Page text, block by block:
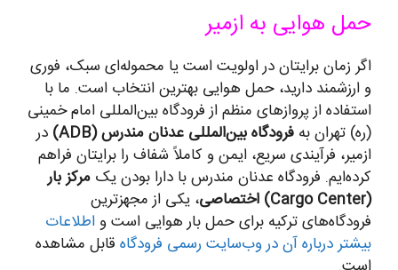
حمل هوایی به ازمیر
اگر زمان برایتان در اولویت است یا محموله‌ای سبک، فوری
و ارزشمند دارید، حمل هوایی بهترین انتخاب است. ما با
استفاده از پروازهای منظم از فرودگاه بین‌المللی امام خمینی
(ره) تهران به فرودگاه بین‌المللی عدنان مندرس (ADB)
در
ازمیر، فرآیندی سریع، ایمن و کاملاً شفاف را برایتان فراهم
کرده‌ایم. فرودگاه عدنان مندرس با دارا بودن یک مرکز بار
(Cargo Center) اختصاصی
، یکی از مجهزترین
فرودگاه‌های ترکیه برای حمل بار هوایی است واطلاعات
بیشتر درباره آن در وب‌سایت رسمی فرودگاه قابل مشاهده